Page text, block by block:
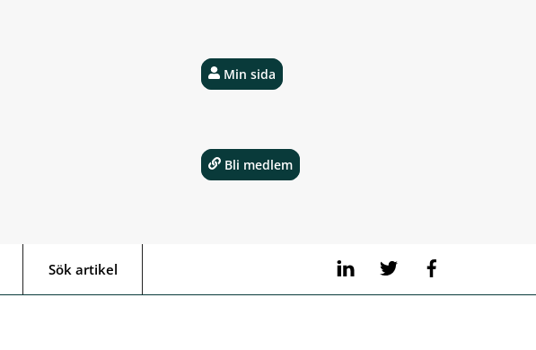
LinkedIn Twitter
Sök artikel
Min sida
Bli medlem